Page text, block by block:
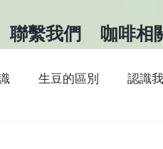
聯繫我們 咖啡相
生豆的區別 認識